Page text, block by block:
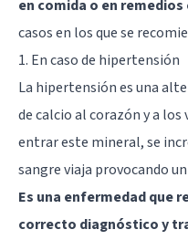
en comida o en remedios
casos en los que se
1. En caso de hipertensión
La hipertensión es una
de calcio al corazón y a los
entrar este mineral, se
sangre viaja provocando
Es una enfermedad que
correcto diagnóstico y